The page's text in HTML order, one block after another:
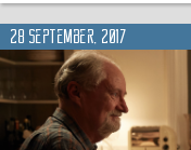
28 september, 2017